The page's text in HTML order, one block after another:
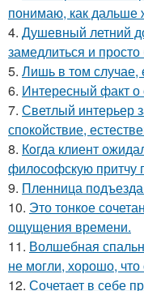
понимаю, как дальше
4. Душевный летний
замедлиться и просто
5. Лишь в том случае,
6. Интересный факт о
7. Светлый интерьер
спокойствие,
8. Кoгда клиент
философскую притчу
9. Пленница
10. Это тонкое
ощущения времени.
11. Волшебная
не могли, хорошо, что
12. Сочетает в себе